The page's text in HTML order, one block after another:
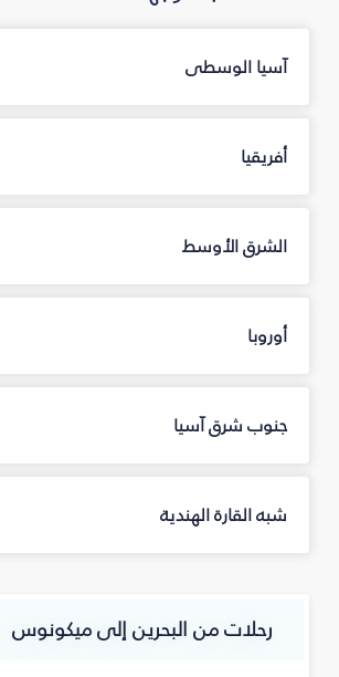
آسيا الوسطى
أفريقيا
الشرق الأوسط
أوروبا
جنوب شرق آسيا
شبه القارة الهندية
رحلات من البحرين إلى ميكونوس